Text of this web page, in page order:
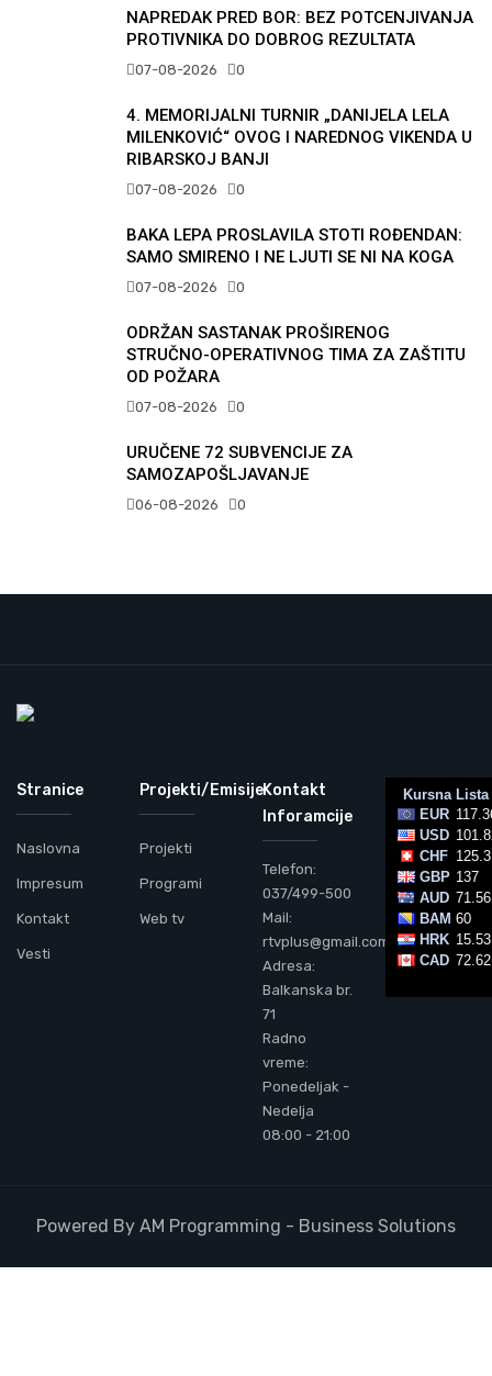
NAPREDAK PRED BOR: BEZ POTCENJIVANJA
PROTIVNIKA DO DOBROG REZULTATA
07-08-2026 0
4. MEMORIJALNI TURNIR „DANIJELA LELA
MILENKOVIĆ“ OVOG I NAREDNOG VIKENDA U
RIBARSKOJ BANJI
07-08-2026 0
BAKA LEPA PROSLAVILA STOTI ROĐENDAN:
SAMO SMIRENO I NE LJUTI SE NI NA KOGA
07-08-2026 0
ODRŽAN SASTANAK PROŠIRENOG
STRUČNO-OPERATIVNOG TIMA ZA ZAŠTITU
OD POŽARA
07-08-2026 0
URUČENE 72 SUBVENCIJE ZA
SAMOZAPOŠLJAVANJE
06-08-2026 0
Stranice
Naslovna
Impresum
Kontakt
Vesti
Projekti/Emisije
Projekti
Programi
Web tv
Kontakt
Inforamcije
Telefon:
037/499-500
Mail:
rtvplus@gmail.com
Adresa:
Balkanska br.
71
Radno
vreme:
Ponedeljak -
Nedelja
08:00 - 21:00
Powered By AM Programming - Business Solutions